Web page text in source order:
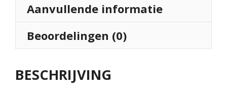
Aanvullende informatie
Beoordelingen (0)
BESCHRIJVING